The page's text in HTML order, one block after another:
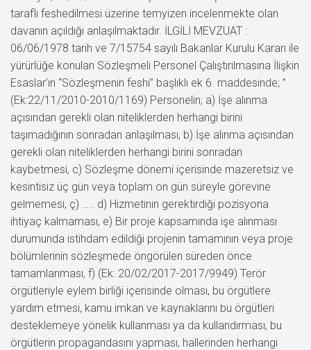
taraflı feshedilmesi üzerine temyizen incelenmekte olan
davanın açıldığı anlaşılmaktadır. İLGİLİ MEVZUAT :
06/06/1978 tarih ve 7/15754 sayılı Bakanlar Kurulu Kararı ile
yürürlüğe konulan Sözleşmeli Personel Çalıştırılmasına İlişkin
Esaslar’ın “Sözleşmenin feshi” başlıklı ek 6. maddesinde; ”
(Ek:22/11/2010-2010/1169) Personelin; a) İşe alınma
açısından gerekli olan niteliklerden herhangi birini
taşımadığının sonradan anlaşılması, b) İşe alınma açısından
gerekli olan niteliklerden herhangi birini sonradan
kaybetmesi, c) Sözleşme dönemi içerisinde mazeretsiz ve
kesintisiz üç gün veya toplam on gün süreyle görevine
gelmemesi, ç) ….. d) Hizmetinin gerektirdiği pozisyona
ihtiyaç kalmaması, e) Bir proje kapsamında işe alınması
durumunda istihdam edildiği projenin tamamının veya proje
bölümlerinin sözleşmede öngörülen süreden önce
tamamlanması, f) (Ek: 20/02/2017-2017/9949) Terör
örgütleriyle eylem birliği içerisinde olması, bu örgütlere
yardım etmesi, kamu imkan ve kaynaklarını bu örgütleri
desteklemeye yönelik kullanması ya da kullandırması, bu
örgütlerin propagandasını yapması, hallerinden herhangi